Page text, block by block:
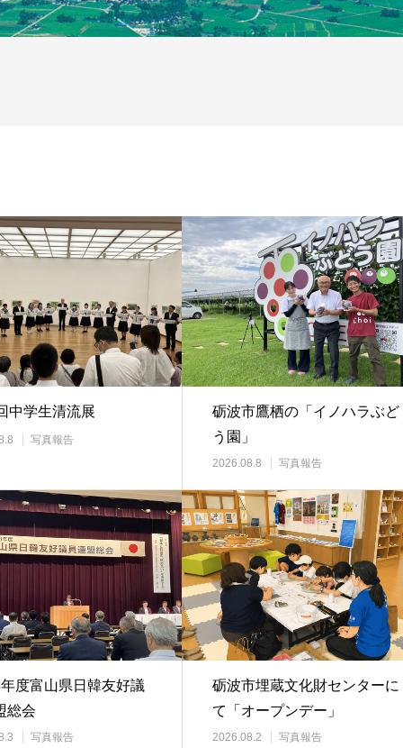
中学生清流展
写真報告
砺波市鷹栖の「イノハラぶど
う園」
2026.08.8 写真報告
度富山県日韓友好議
総会
写真報告
砺波市埋蔵文化財センターに
て「オープンデー」
2026.08.2 写真報告